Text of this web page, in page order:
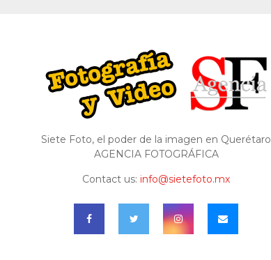
Siete Foto, el poder de la imagen en Querétaro
AGENCIA FOTOGRÁFICA
Contact us: info@sietefoto.mx